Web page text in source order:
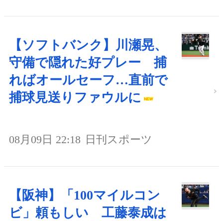
【ソフトバンク】川瀬晃、
守備で隠れた好プレー 捕
ればオールセーフ…直前で
捕球見送りファウルに
08月09日 22:18 日刊スポーツ
【阪神】「100マイルコン
ビ」頼もしい 工藤泰成は